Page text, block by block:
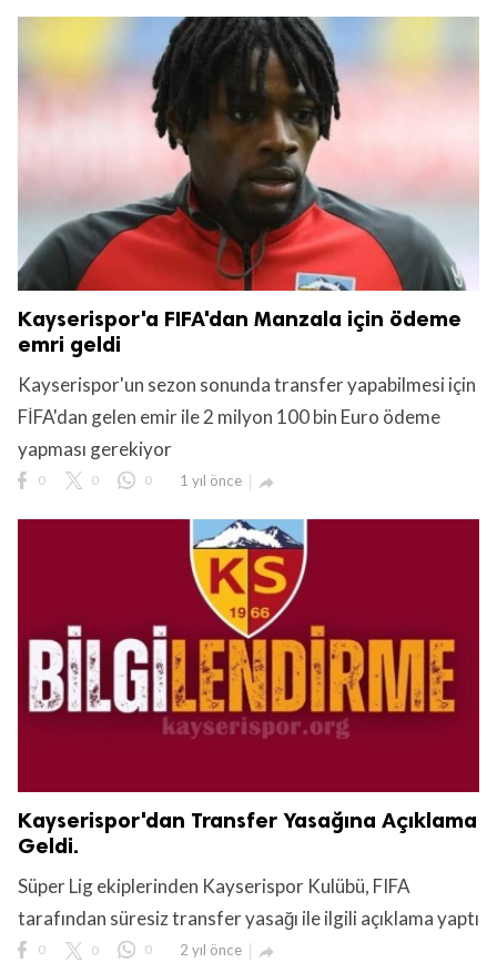
Kayserispor'a FIFA'dan Manzala için ödeme
emri geldi
Kayserispor'un sezon sonunda transfer yapabilmesi için
FİFA'dan gelen emir ile 2 milyon 100 bin Euro ödeme
yapması gerekiyor
0 0 0 1 yıl önce 
Kayserispor'dan Transfer Yasağına Açıklama
Geldi.
Süper Lig ekiplerinden Kayserispor Kulübü, FIFA
tarafından süresiz transfer yasağı ile ilgili açıklama yaptı
0 0 0 2 yıl önce 